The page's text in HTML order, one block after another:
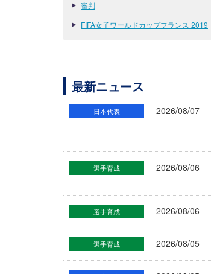
審判
FIFA女子ワールドカップフランス 2019
最新ニュース
日本代表 2026/08/07
選手育成 2026/08/06
選手育成 2026/08/06
選手育成 2026/08/05